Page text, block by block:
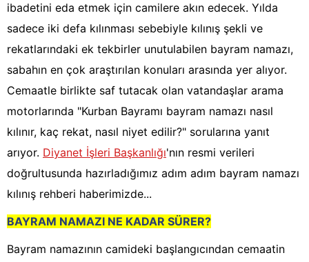
ibadetini eda etmek için camilere akın edecek. Yılda
sadece iki defa kılınması sebebiyle kılınış şekli ve
rekatlarındaki ek tekbirler unutulabilen bayram namazı,
sabahın en çok araştırılan konuları arasında yer alıyor.
Cemaatle birlikte saf tutacak olan vatandaşlar arama
motorlarında "Kurban Bayramı bayram namazı nasıl
kılınır, kaç rekat, nasıl niyet edilir?" sorularına yanıt
arıyor. Diyanet İşleri Başkanlığı'nın resmi verileri
doğrultusunda hazırladığımız adım adım bayram namazı
kılınış rehberi haberimizde...
BAYRAM NAMAZI NE KADAR SÜRER?
Bayram namazının camideki başlangıcından cemaatin